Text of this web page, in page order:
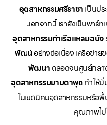
อุตสาหกรรมศรีราชา เป็นป
นอกจากนี้ เรายังเป็นพาร์ท
อุตสาหกรรมท่าเรือแหลมฉบัง
พัฒน์อย่างต่อเนื่อง เครือข่าย
พัฒนา ตลอดจนศูนย์กลา
อุตสาหกรรมมาบตาพุดทำให้มั่
ในเขตนิคมอุตสาหกรรมหรือพื้
คุณภาพไป